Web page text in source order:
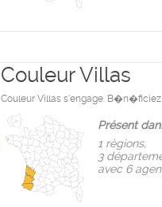
Couleur Villas
Couleur Villas s'engage.
Présent
1 règions,
3
avec 6